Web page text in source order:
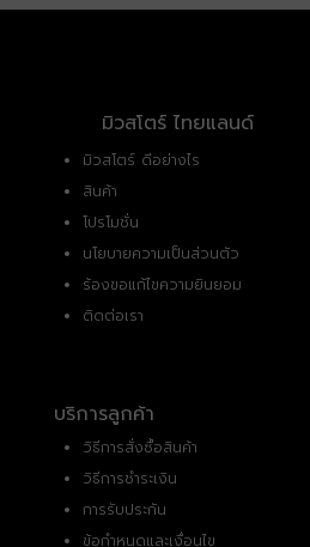
มิวสโตร์ ไทยแลนด์
มิวสโตร์ ดีอย่างไร
สินค้า
โปรโมชั่น
นโยบายความเป็นส่วนตัว
ร้องขอแก้ไขความยินยอม
ติดต่อเรา
บริการลูกค้า
วิธีการสั่งซื้อสินค้า
วิธีการชำระเงิน
การรับประกัน
ข้อกำหนดและเงื่อนไข